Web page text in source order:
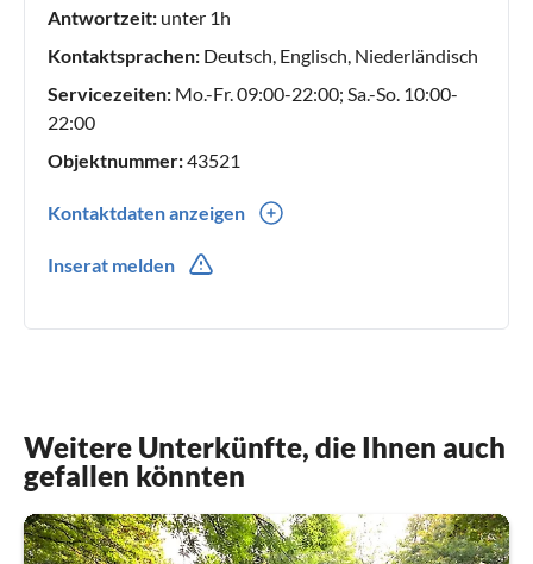
Familie, auch mit Hund. Gerne begrüßen wir Sie als unsere
Antwortzeit: unter 1h
Kontaktsprachen: Deutsch, Englisch, Niederländisch
Servicezeiten: Mo.-Fr. 09:00-22:00; Sa.-So. 10:00-
22:00
Objektnummer:43521
Kontaktdaten anzeigen
Inserat melden
Weitere Unterkünfte, die Ihnen auch
gefallen könnten